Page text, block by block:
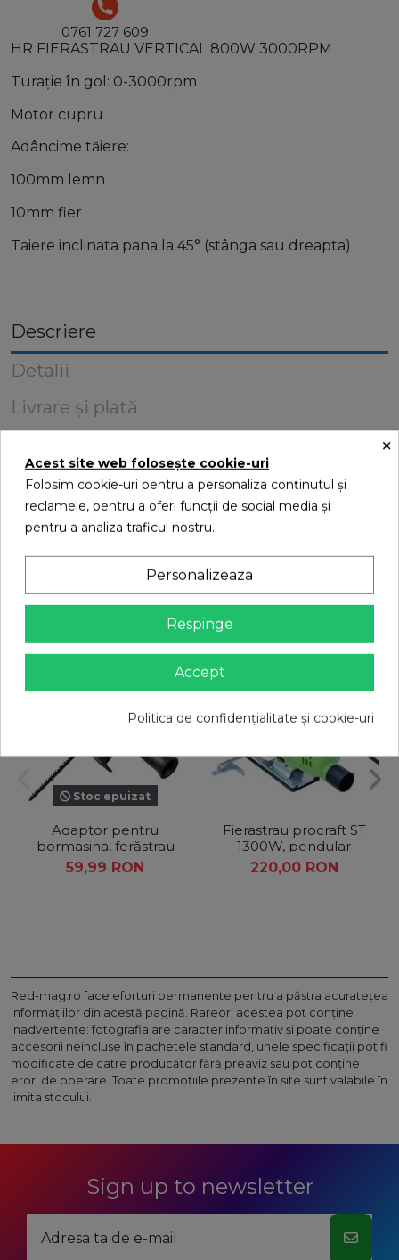
HR FIERASTRAU VERTICAL 800W 3000RPM
Turație în gol: 0-3000rpm
Motor cupru
Adâncime tăiere:
100mm lemn
10mm fier
Taiere inclinata pana la 45° (stânga sau dreapta)
0761 727 609
Descriere
Detalii
Livrare și plată
Reviews (0)
HR FIERASTRAU VERTICAL 800W 3000RPM
6 alte produse in aceeasi categorie:
Stoc epuizat
Adaptor pentru
bormasina, ferăstrau
cu 3 lame si maner
59,99 RON
Fierastrau procraft ST
1300W, pendular
110mm, 45gr
220,00 RON
Red-mag.ro face eforturi permanente pentru a păstra acurateţea
informaţiilor din acestă pagină. Rareori acestea pot conţine
inadvertenţe: fotografia are caracter informativ şi poate conţine
accesorii neincluse în pachetele standard, unele specificaţii pot fi
modificate de catre producător fără preaviz sau pot conţine
erori de operare. Toate promoţiile prezente în site sunt valabile în
limita stocului.
Sign up to newsletter
×
Acest site web folosește cookie-uri
Folosim cookie-uri pentru a personaliza conținutul și
reclamele, pentru a oferi funcții de social media și
pentru a analiza traficul nostru.
Personalizeaza
Respinge
Accept
Politica de confidențialitate și cookie-uri